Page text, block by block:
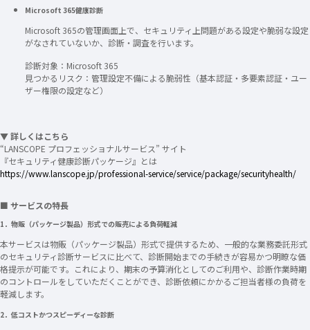
Microsoft 365健康診断
Microsoft 365の管理画面上で、セキュリティ上問題がある設定や脆弱な設定
がなされていないか、診断・調査を行います。
診断対象：Microsoft 365
見つかるリスク：管理設定不備による脆弱性（基本認証・多要素認証・ユー
ザー権限の設定など）
▼ 詳しくはこちら
“LANSCOPE プロフェッショナルサービス” サイト
『セキュリティ健康診断パッケージ』とは
https://www.lanscope.jp/professional-service/service/package/securityhealth/
■ サービスの特長
1．物販（パッケージ製品）形式での販売による負荷軽減
本サービスは物販（パッケージ製品）形式で提供するため、一般的な業務委託形式
のセキュリティ診断サービスに比べて、診断開始までの手続きが容易かつ明瞭な価
格提示が可能です。これにより、期末の予算消化としてのご利用や、診断作業時期
のコントロールをしていただくことができ、診断依頼にかかるご担当者様の負荷を
軽減します。
2．低コストかつスピーディーな診断